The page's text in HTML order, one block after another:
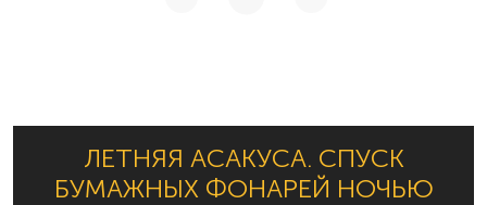
ЛЕТНЯЯ АСАКУСА. СПУСК
БУМАЖНЫХ ФОНАРЕЙ НОЧЬЮ